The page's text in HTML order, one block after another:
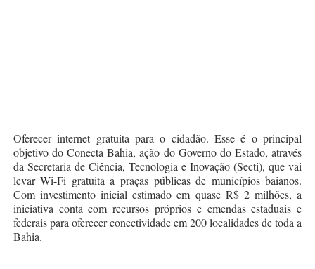
Oferecer internet gratuita para o cidadão. Esse é o principal
objetivo do Conecta Bahia, ação do Governo do Estado, através
da Secretaria de Ciência, Tecnologia e Inovação (Secti), que vai
levar Wi-Fi gratuita a praças públicas de municípios baianos.
Com investimento inicial estimado em quase R$ 2 milhões, a
iniciativa conta com recursos próprios e emendas estaduais e
federais para oferecer conectividade em 200 localidades de toda a
Bahia.